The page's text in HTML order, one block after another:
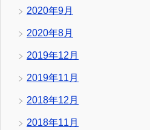
2020年9月
2020年8月
2019年12月
2019年11月
2018年12月
2018年11月